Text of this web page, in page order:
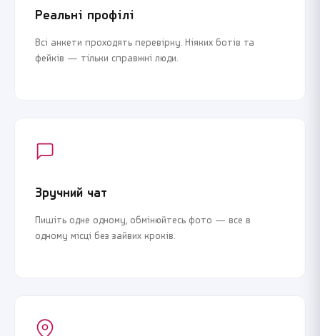
Реальні профілі
Всі анкети проходять перевірку. Ніяких ботів та
фейків — тільки справжні люди.
Зручний чат
Пишіть одне одному, обмінюйтесь фото — все в
одному місці без зайвих кроків.